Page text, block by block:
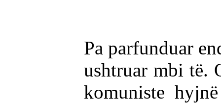
Pa parfunduar
ushtruar mbi të.
komuniste